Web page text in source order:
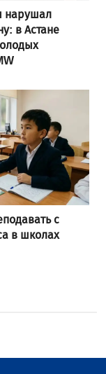
нарушал
в Астане
с
в школах